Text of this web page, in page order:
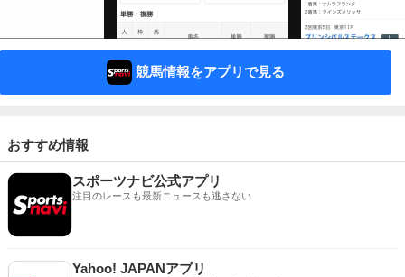
競馬情報をアプリで見る
おすすめ情報
スポーツナビ公式アプリ
注目のレースも最新ニュースも逃さない
Yahoo! JAPANアプリ